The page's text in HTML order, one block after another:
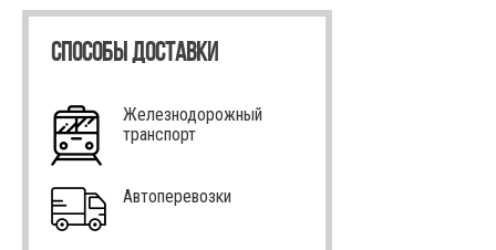
СПОСОБЫ ДОСТАВКИ
Железнодорожный
транспорт
Автоперевозки